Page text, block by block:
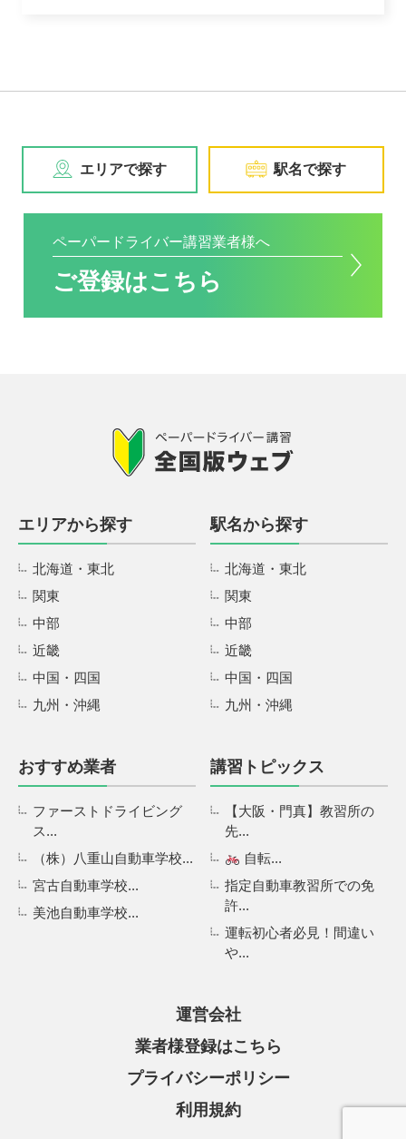
エリアで探す 駅名で探す
ペーパードライバー講習業者様へ
ご登録はこちら
エリアから探す
北海道・東北
関東
中部
近畿
中国・四国
九州・沖縄
駅名から探す
北海道・東北
関東
中部
近畿
中国・四国
九州・沖縄
おすすめ業者
ファーストドライビング
ス...
（株）八重山自動車学校...
宮古自動車学校...
美池自動車学校...
講習トピックス
【大阪・門真】教習所の
先...
自転...
指定自動車教習所での免
許...
運転初心者必見！間違い
や...
運営会社
業者様登録はこちら
プライバシーポリシー
利用規約